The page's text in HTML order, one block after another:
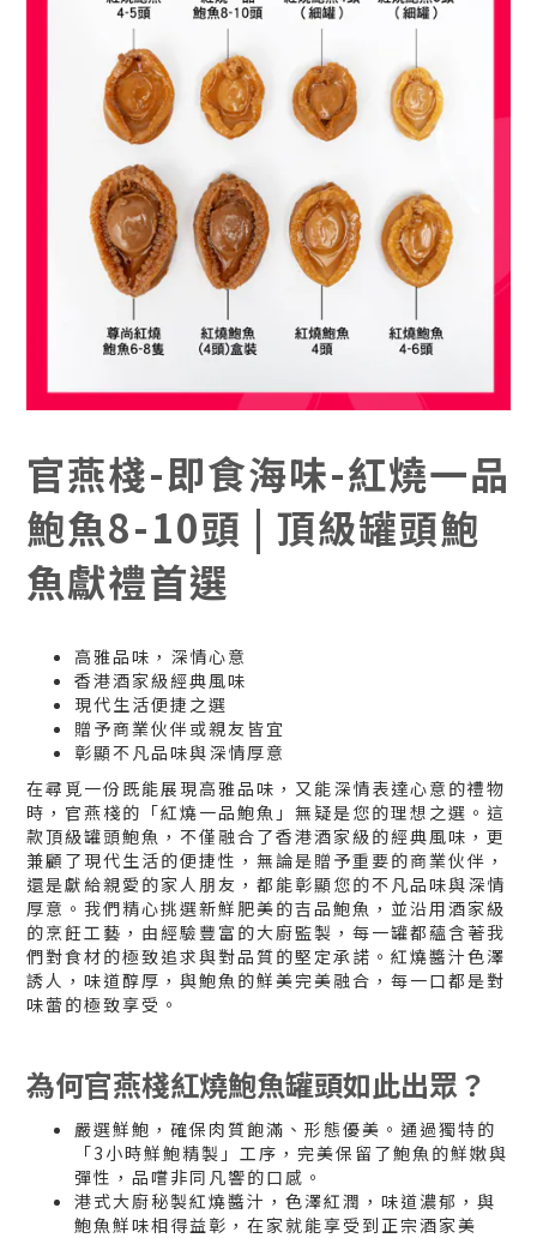
官燕棧-即食海味-紅燒一品
鮑魚8-10頭 | 頂級罐頭鮑
魚獻禮首選
高雅品味，深情心意
香港酒家級經典風味
現代生活便捷之選
贈予商業伙伴或親友皆宜
彰顯不凡品味與深情厚意
在尋覓一份既能展現高雅品味，又能深情表達心意的禮物
時，官燕棧的「紅燒一品鮑魚」無疑是您的理想之選。這
款頂級罐頭鮑魚，不僅融合了香港酒家級的經典風味，更
兼顧了現代生活的便捷性，無論是贈予重要的商業伙伴，
還是獻給親愛的家人朋友，都能彰顯您的不凡品味與深情
厚意。我們精心挑選新鮮肥美的吉品鮑魚，並沿用酒家級
的烹飪工藝，由經驗豐富的大廚監製，每一罐都蘊含著我
們對食材的極致追求與對品質的堅定承諾。紅燒醬汁色澤
誘人，味道醇厚，與鮑魚的鮮美完美融合，每一口都是對
味蕾的極致享受。
為何官燕棧紅燒鮑魚罐頭如此出眾？
嚴選鮮鮑，確保肉質飽滿、形態優美。通過獨特的
「3小時鮮鮑精製」工序，完美保留了鮑魚的鮮嫩與
彈性，品嚐非同凡響的口感。
港式大廚秘製紅燒醬汁，色澤紅潤，味道濃郁，與
鮑魚鮮味相得益彰，在家就能享受到正宗酒家美